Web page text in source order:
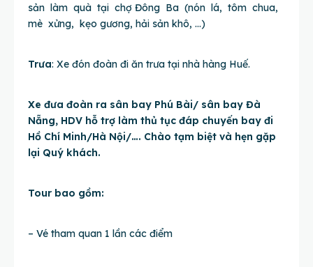
sản làm quà tại chợ Đông Ba (nón lá, tôm chua,
mè xửng, kẹo gương, hải sản khô, …)
Trưa: Xe đón đoàn đi ăn trưa tại nhà hàng Huế.
Xe đưa đoàn ra sân bay Phú Bài/ sân bay Đà
Nẵng, HDV hỗ trợ làm thủ tục đáp chuyến bay đi
Hồ Chí Minh/Hà Nội/…. Chào tạm biệt và hẹn gặp
lại Quý khách.
Tour bao gồm:
– Vé tham quan 1 lần các điểm